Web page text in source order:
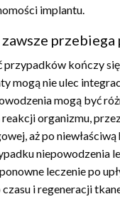
implantu.
przebiega
przypadków kończy
mogą nie ulec
mogą być
organizmu,
aż po niewłaściwą
niepowodzenia
leczenie po
i regeneracji